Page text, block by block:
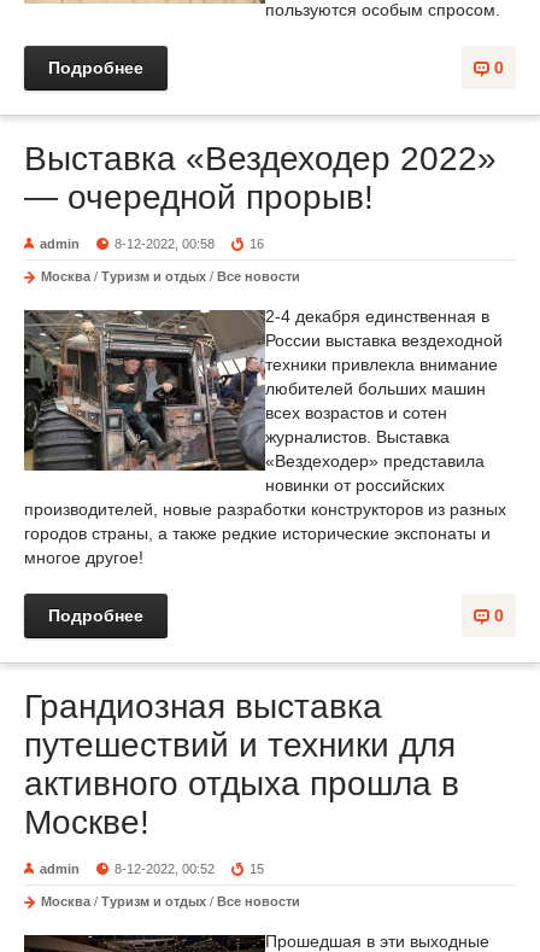
пользуются особым спросом.
0
Подробнее
Выставка «Вездеходер 2022»
— очередной прорыв!
admin 8-12-2022, 00:58 16
Москва / Туризм и отдых / Все новости
2-4 декабря единственная в
России выставка вездеходной
техники привлекла внимание
любителей больших машин
всех возрастов и сотен
журналистов. Выставка
«Вездеходер» представила
новинки от российских
производителей, новые разработки конструкторов из разных
городов страны, а также редкие исторические экспонаты и
многое другое!
0
Подробнее
Грандиозная выставка
путешествий и техники для
активного отдыха прошла в
Москве!
admin 8-12-2022, 00:52 15
Москва / Туризм и отдых / Все новости
Прошедшая в эти выходные